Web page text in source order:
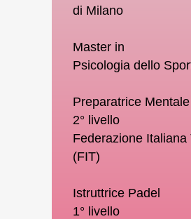
di Milano
Master in
Psicologia dello
Preparatrice Mentale
2° livello
Federazione Italiana
(FIT)
Istruttrice Padel
1° livello